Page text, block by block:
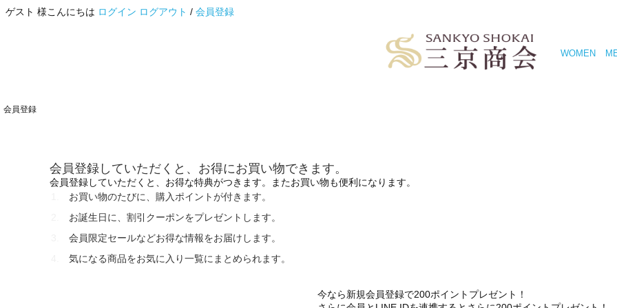
ゲスト 様こんにちは ログイン ログアウト / 会員登録
WOMEN
会員登録
会員登録していただくと、お得にお買い物できます。
会員登録していただくと、お得な特典がつきます。またお買い物も便利になります。
お買い物のたびに、購入ポイントが付きます。
お誕生日に、割引クーポンをプレゼントします。
会員限定セールなどお得な情報をお届けします。
気になる商品をお気に入り一覧にまとめられます。
今なら新規会員登録で200ポイントプレゼント！